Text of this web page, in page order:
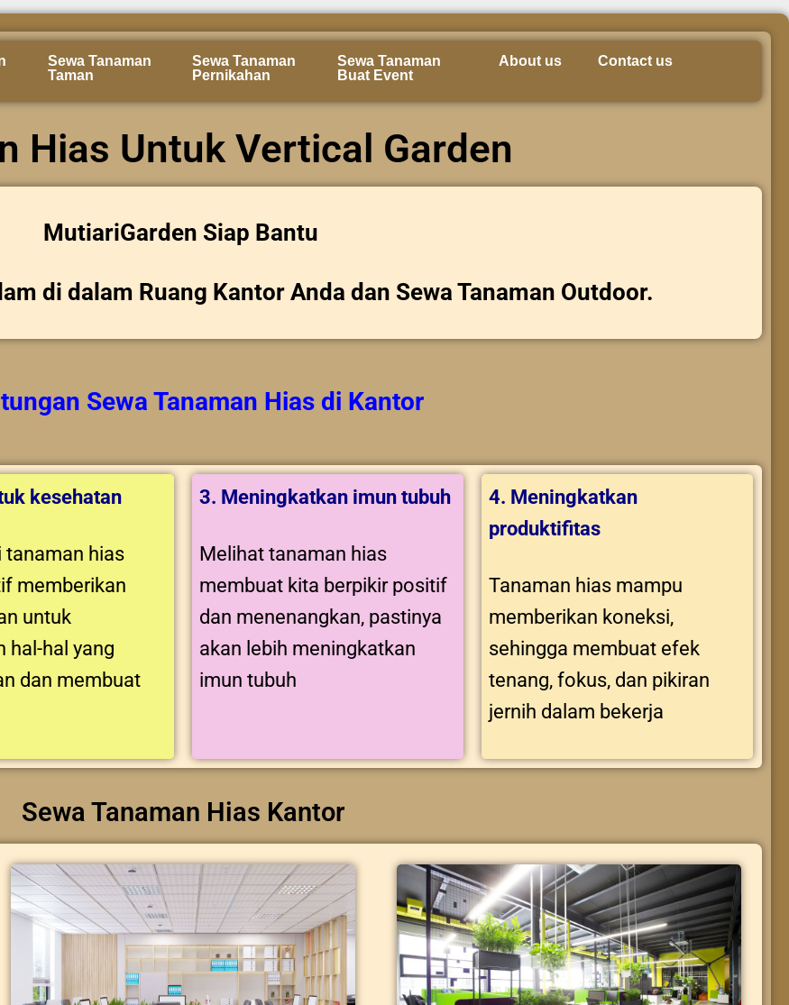
Sewa Tanaman
Taman
Sewa Tanaman
Pernikahan
Sewa Tanaman
Buat Event
About us Contact us
Hias Untuk Vertical Garden
MutiariGarden Siap Bantu
di dalam Ruang Kantor Anda dan Sewa Tanaman Outdoor.
Sewa Tanaman Hias di Kantor
kesehatan
tanaman hias
memberikan
untuk
hal-hal yang
dan membuat
3. Meningkatkan imun tubuh
Melihat tanaman hias
membuat kita berpikir positif
dan menenangkan, pastinya
akan lebih meningkatkan
imun tubuh
4. Meningkatkan
produktifitas
Tanaman hias mampu
memberikan koneksi,
sehingga membuat efek
tenang, fokus, dan pikiran
jernih dalam bekerja
Sewa Tanaman Hias Kantor